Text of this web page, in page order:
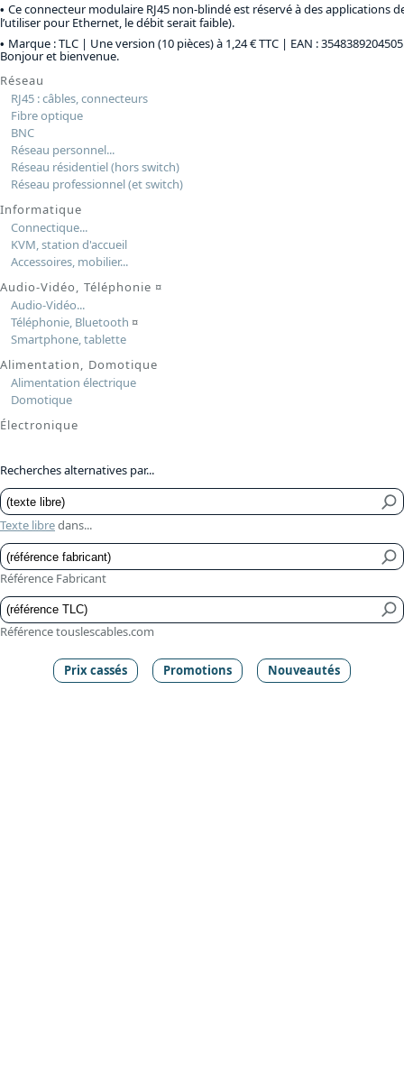
Ce connecteur modulaire RJ45 non-blindé est réservé à des applications
l’utiliser pour Ethernet, le débit serait faible).
Marque : TLC | Une version (10 pièces) à 1,24 € TTC | EAN :
Bonjour et bienvenue.
Réseau
RJ45 : câbles, connecteurs
Fibre optique
BNC
Réseau personnel...
Réseau résidentiel (hors switch)
Réseau professionnel (et switch)
Informatique
Connectique...
KVM, station d'accueil
Accessoires, mobilier...
Audio-Vidéo, Téléphonie ¤
Audio-Vidéo...
Téléphonie, Bluetooth ¤
Smartphone, tablette
Alimentation, Domotique
Alimentation électrique
Domotique
Électronique
Recherches alternatives par...
Texte libredans...
Référence Fabricant
Référence touslescables.com
Prix cassés Promotions Nouveautés